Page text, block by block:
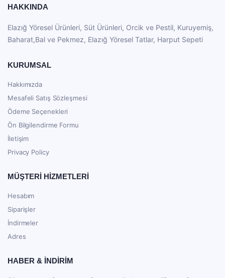
HAKKINDA
Elazığ Yöresel Ürünleri, Süt Ürünleri, Orcik ve Pestil, Kuruyemiş,
Baharat,Bal ve Pekmez, Elazığ Yöresel Tatlar, Harput Sepeti
KURUMSAL
Hakkımızda
Mesafeli Satış Sözleşmesi
Ödeme Seçenekleri
Ön Bilgilendirme Formu
İletişim
Privacy Policy
MÜŞTERİ HİZMETLERİ
Hesabım
Siparişler
İndirmeler
Adres
HABER & İNDİRİM